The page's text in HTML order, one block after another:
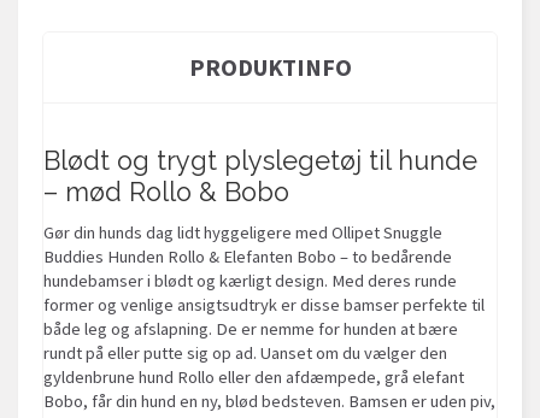
PRODUKTINFO
Blødt og trygt plyslegetøj til hunde
– mød Rollo & Bobo
Gør din hunds dag lidt hyggeligere med Ollipet Snuggle
Buddies Hunden Rollo & Elefanten Bobo – to bedårende
hundebamser i blødt og kærligt design. Med deres runde
former og venlige ansigtsudtryk er disse bamser perfekte til
både leg og afslapning. De er nemme for hunden at bære
rundt på eller putte sig op ad. Uanset om du vælger den
gyldenbrune hund Rollo eller den afdæmpede, grå elefant
Bobo, får din hund en ny, blød bedsteven. Bamsen er uden piv,